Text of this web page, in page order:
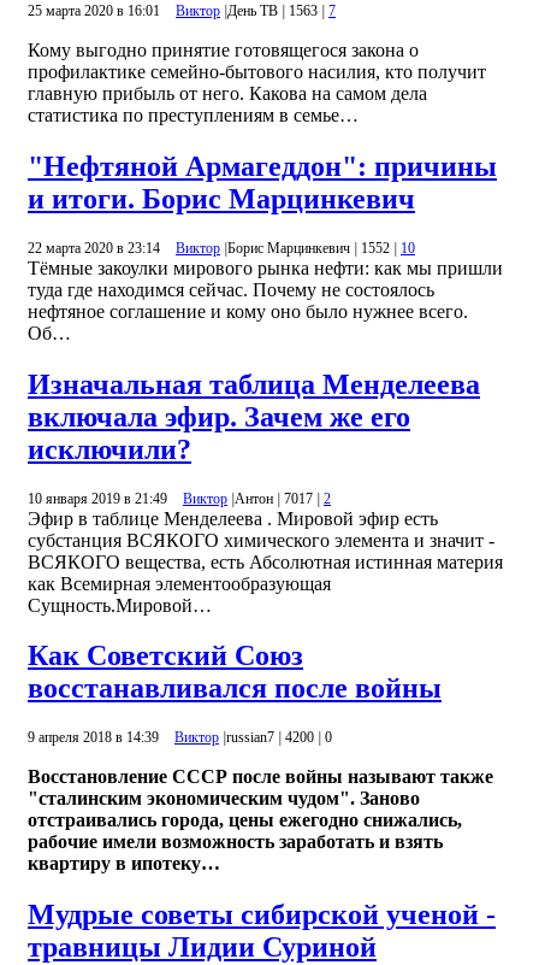
25 марта 2020 в 16:01 Виктор День ТВ 1563 7
Кому выгодно принятие готовящегося закона о
профилактике семейно-бытового насилия, кто получит
главную прибыль от него. Какова на самом дела
статистика по преступлениям в семье…
"Нефтяной Армагеддон": причины
и итоги. Борис Марцинкевич
22 марта 2020 в 23:14 Виктор |Борис Марцинкевич | 1552 | 10
Тёмные закоулки мирового рынка нефти: как мы пришли
туда где находимся сейчас. Почему не состоялось
нефтяное соглашение и кому оно было нужнее всего.
Об…
Изначальная таблица Менделеева
включала эфир. Зачем же его
исключили?
10 января 2019 в 21:49 Виктор |Антон | 7017 | 2
Эфир в таблице Менделеева . Мировой эфир есть
субстанция ВСЯКОГО химического элемента и значит -
ВСЯКОГО вещества, есть Абсолютная истинная материя
как Всемирная элементообразующая
Сущность.Мировой…
Как Советский Союз
восстанавливался после войны
9 апреля 2018 в 14:39 Виктор russian7 4200 0
Восстановление СССР после войны называют также
"сталинским экономическим чудом". Заново
отстраивались города, цены ежегодно снижались,
рабочие имели возможность заработать и взять
квартиру в ипотеку…
Мудрые советы сибирской ученой -
травницы Лидии Суриной